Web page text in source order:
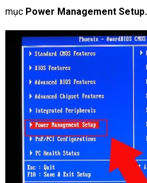
mục Power Management Setup.